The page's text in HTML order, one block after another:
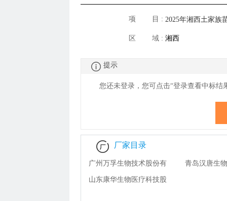
医院标讯动态 目
项 目 : 2025年湘西土家族
采购联盟（全国）
区 域 : 湘西
提示
您还未登录，您可点击“登录查看中标结
厂家目录
广州万孚生物技术股份有
限公司
青岛汉唐生
山东康华生物医疗科技股